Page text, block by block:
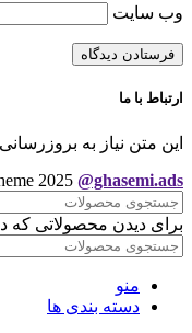
وب‌ سایت
ارتباط با ما
این متن نیاز به
2025 @ghasemi.ads
برای دیدن محصولاتی که
منو
دسته بندی ها